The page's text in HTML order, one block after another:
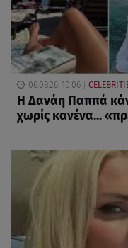
06.08.26, 10:06
Η Δανάη Παππά
χωρίς κανένα...